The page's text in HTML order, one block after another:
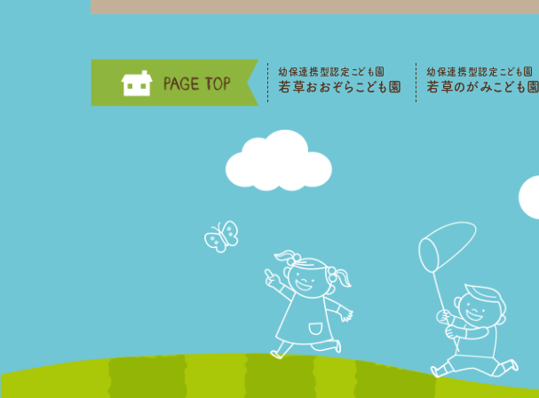
幼保連携型認定こども園
若草おおぞらこども園
幼保連携型認定こども園
若草のがみこども園